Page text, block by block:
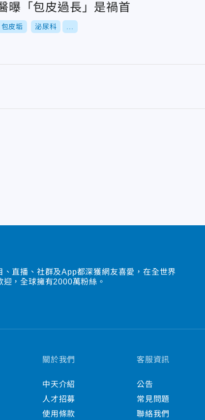
曝「包皮過長」是禍首
包皮垢 泌尿科
、直播、社群及App都深獲網友喜愛，在全世界
迎，全球擁有2000萬粉絲。
關於我們
中天介紹
人才招募
使用條款
客服資訊
公告
常見問題
聯絡我們